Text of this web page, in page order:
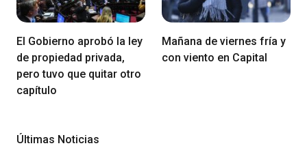
El Gobierno aprobó la ley
de propiedad privada,
pero tuvo que quitar otro
capítulo
Mañana de viernes fría y
con viento en Capital
Últimas Noticias